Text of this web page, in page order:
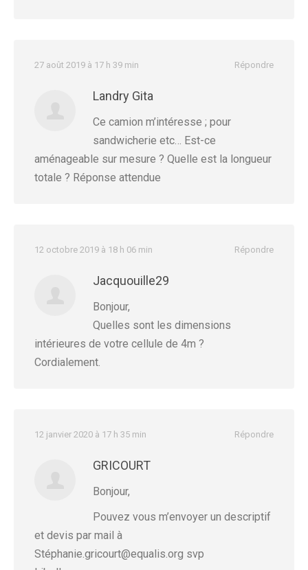
Répondre
27 août 2019 à 17 h 39 min
Landry Gita
Ce camion m’intéresse ; pour
sandwicherie etc… Est-ce
aménageable sur mesure ? Quelle est la longueur
totale ? Réponse attendue
Répondre
12 octobre 2019 à 18 h 06 min
Jacquouille29
Bonjour,
Quelles sont les dimensions
intérieures de votre cellule de 4m ?
Cordialement.
Répondre
12 janvier 2020 à 17 h 35 min
GRICOURT
Bonjour,
Pouvez vous m’envoyer un descriptif
et devis par mail à
Stéphanie.gricourt@equalis.org svp